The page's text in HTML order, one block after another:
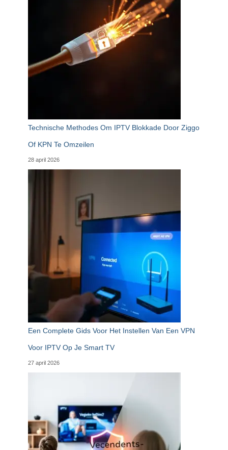
Technische Methodes Om IPTV Blokkade Door Ziggo
Of KPN Te Omzeilen
28 april 2026
Een Complete Gids Voor Het Instellen Van Een VPN
Voor IPTV Op Je Smart TV
27 april 2026